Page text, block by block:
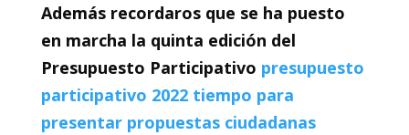
Además recordaros que se ha puesto
en marcha la quinta edición del
Presupuesto Participativo presupuesto
participativo 2022 tiempo para
presentar propuestas ciudadanas